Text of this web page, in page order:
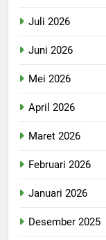
Juli 2026
Juni 2026
Mei 2026
April 2026
Maret 2026
Februari 2026
Januari 2026
Desember 2025